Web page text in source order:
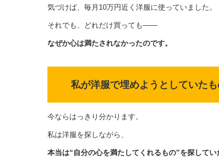
気づけば、毎月10万円近く洋服に使っていました。
それでも、どれだけ買っても――
なぜか心は満たされなかったのです。
私が洋服で埋めようとしていた
今ならはっきり分かります。
私は洋服を探しながら、
本当は“自分の心を満たしてくれるもの”を探してい